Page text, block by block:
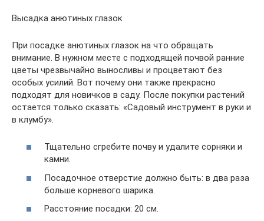
Высадка анютиных глазок
При посадке анютиных глазок на что обращать
внимание. В нужном месте с подходящей почвой ранние
цветы чрезвычайно выносливы и процветают без
особых усилий. Вот почему они также прекрасно
подходят для новичков в саду. После покупки растений
остается только сказать: «Садовый инструмент в руки и
в клумбу».
Тщательно сгребите почву и удалите сорняки и
камни.
Посадочное отверстие должно быть: в два раза
больше корневого шарика.
Расстояние посадки: 20 см.